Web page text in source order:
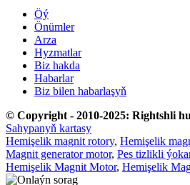
Öý
Önümler
Arza
Hyzmatlar
Biz hakda
Habarlar
Biz bilen habarlaşyň
© Copyright - 2010-2025: Rightshli
Sahypanyň kartasy
Hemişelik magnit rotory, Hemişelik
Magnit generator motor, Pes tizlikli
Hemişelik Magnit Motor, Hemişelik